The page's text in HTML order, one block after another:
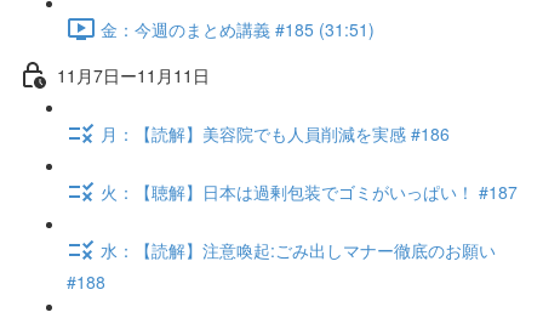
金：今週のまとめ講義 #185 (31:51)
11月7日ー11月11日
月：【読解】美容院でも人員削減を実感 #186
火：【聴解】日本は過剰包装でゴミがいっぱい！ #187
水：【読解】注意喚起:ごみ出しマナー徹底のお願い
#188